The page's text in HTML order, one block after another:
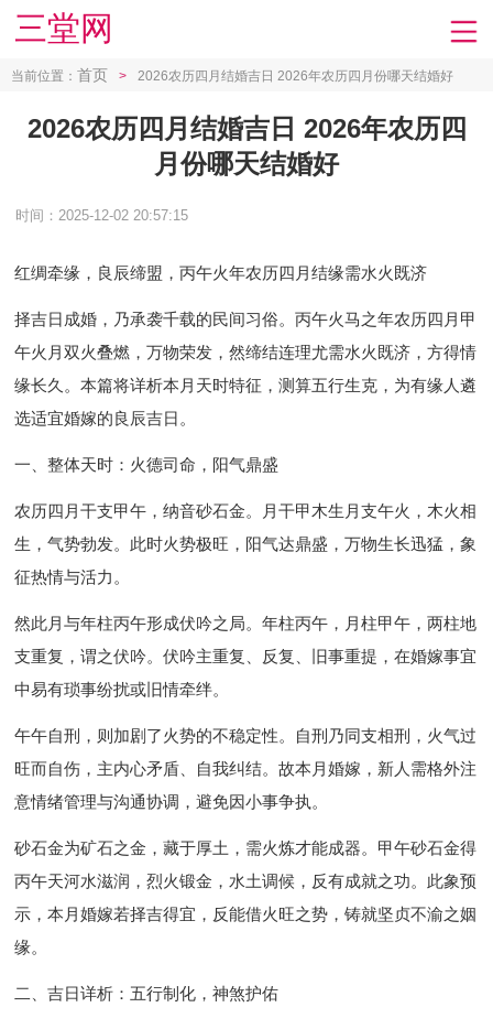
三堂网
当前位置： 首页 > 2026农历四月结婚吉日 2026年农历四月份哪天结婚好
2026农历四月结婚吉日 2026年农历四
月份哪天结婚好
时间：2025-12-02 20:57:15
红绸牵缘，良辰缔盟，丙午火年农历四月结缘需水火既济
择吉日成婚，乃承袭千载的民间习俗。丙午火马之年农历四月甲
午火月双火叠燃，万物荣发，然缔结连理尤需水火既济，方得情
缘长久。本篇将详析本月天时特征，测算五行生克，为有缘人遴
选适宜婚嫁的良辰吉日。
一、整体天时：火德司命，阳气鼎盛
农历四月干支甲午，纳音砂石金。月干甲木生月支午火，木火相
生，气势勃发。此时火势极旺，阳气达鼎盛，万物生长迅猛，象
征热情与活力。
然此月与年柱丙午形成伏吟之局。年柱丙午，月柱甲午，两柱地
支重复，谓之伏吟。伏吟主重复、反复、旧事重提，在婚嫁事宜
中易有琐事纷扰或旧情牵绊。
午午自刑，则加剧了火势的不稳定性。自刑乃同支相刑，火气过
旺而自伤，主内心矛盾、自我纠结。故本月婚嫁，新人需格外注
意情绪管理与沟通协调，避免因小事争执。
砂石金为矿石之金，藏于厚土，需火炼才能成器。甲午砂石金得
丙午天河水滋润，烈火锻金，水土调候，反有成就之功。此象预
示，本月婚嫁若择吉得宜，反能借火旺之势，铸就坚贞不渝之姻
缘。
二、吉日详析：五行制化，神煞护佑